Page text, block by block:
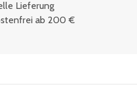
Lieferung
ab 200 €